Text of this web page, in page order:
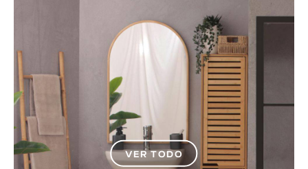
VER TODO